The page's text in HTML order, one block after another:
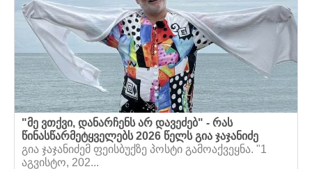
"მე ვთქვი, დანარჩენს არ დავეძებ" - რას
წინასწარმეტყველებს 2026 წელს გია ჯაჯანიძე
გია ჯაჯანიძემ ფეისბუქზე პოსტი გამოაქვეყნა. "1
აგვისტო, 202...